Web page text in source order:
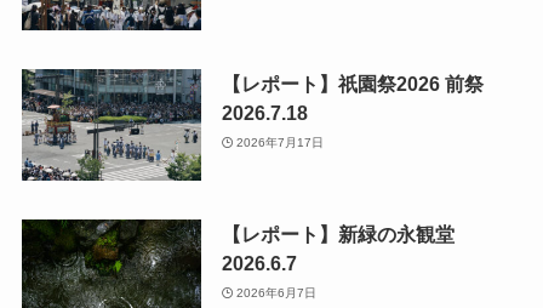
【レポート】祇園祭2026 前祭
2026.7.18
2026年7月17日
【レポート】新緑の永観堂
2026.6.7
2026年6月7日